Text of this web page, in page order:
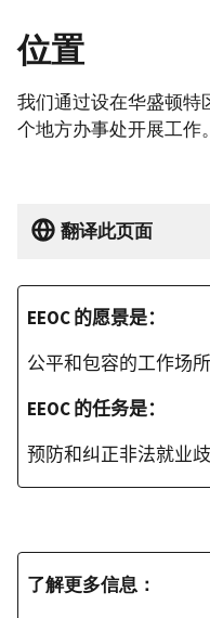
位置
我们通过设在华盛顿特
个地方办事处开展工作。
翻译此页面
EEOC的愿景是：
公平和包容的工作场
EEOC的任务是：
预防和纠正非法就业
了解更多信息：